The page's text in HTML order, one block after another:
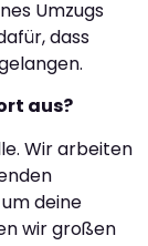
Umzugs
dass
aus?
Wir arbeiten
deine
wir großen